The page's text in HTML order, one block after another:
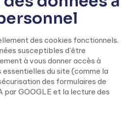
des cookies fonctionnels.
susceptibles d’être
à vous donner accès à
du site (comme la
des formulaires de
GOOGLE et la lecture des